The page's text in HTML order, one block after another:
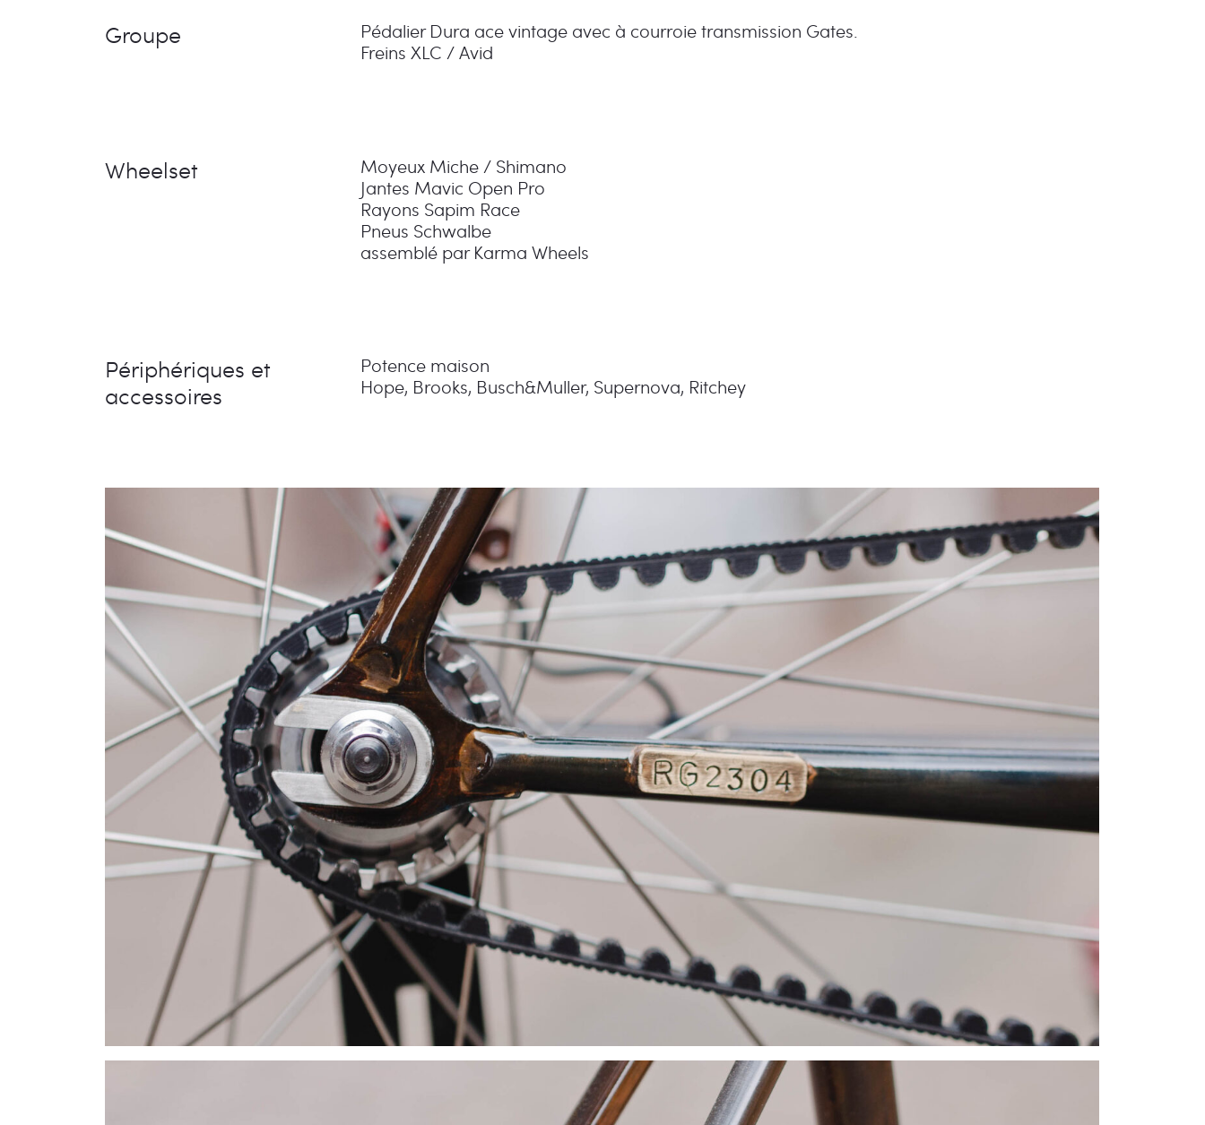
Groupe
Pédalier Dura ace vintage avec à courroie transmission Gates.
Freins XLC / Avid
Wheelset
Moyeux Miche / Shimano
Jantes Mavic Open Pro
Rayons Sapim Race
Pneus Schwalbe
assemblé par Karma Wheels
Périphériques et
accessoires
Potence maison
Hope, Brooks, Busch&Muller, Supernova, Ritchey